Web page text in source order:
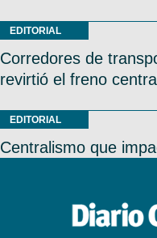
EDITORIAL
Corredores de
revirtió el freno
EDITORIAL
Centralismo que